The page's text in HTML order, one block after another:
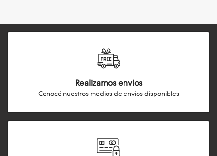
Realizamos envios
Conocé nuestros medios de envios disponibles